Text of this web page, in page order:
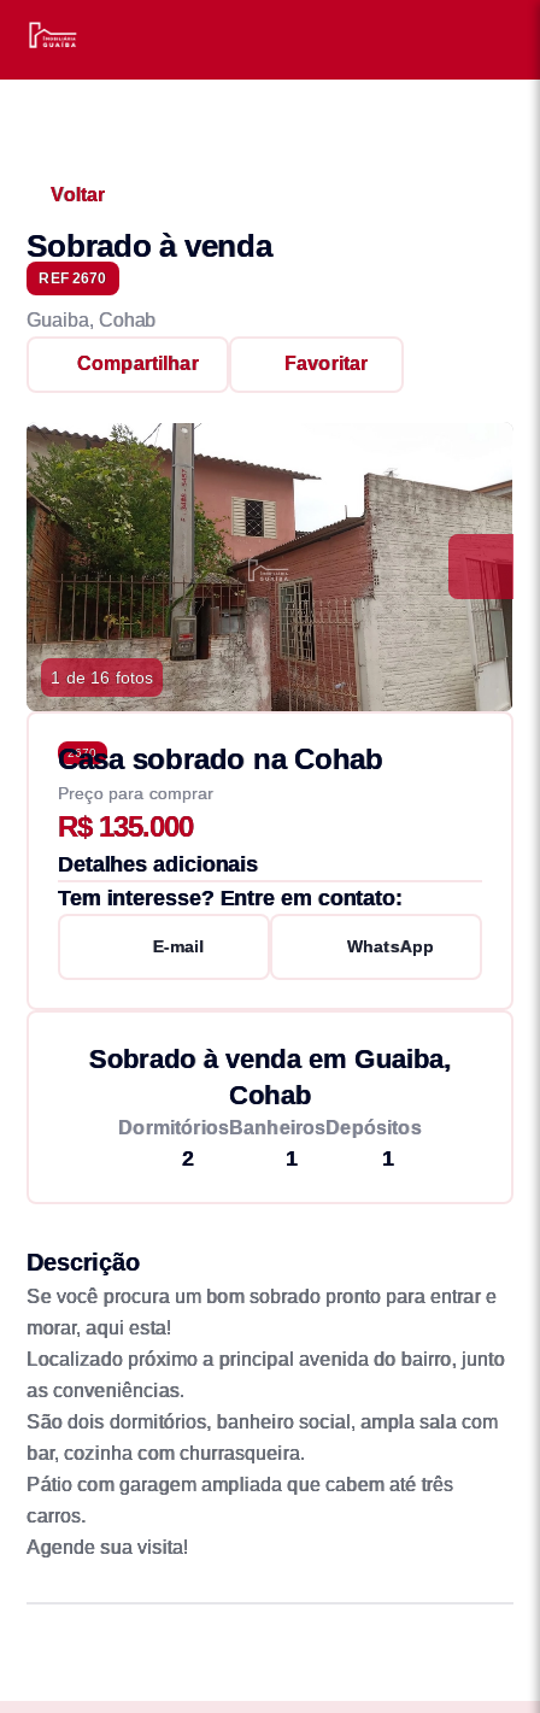
Voltar
Sobrado à venda
REF 2670
Guaiba, Cohab
Compartilhar Favoritar
1 de 16 fotos
2670
Casa sobrado na Cohab
Preço para comprar
R$ 135.000
Detalhes adicionais
Tem interesse? Entre em contato:
E-mail WhatsApp
Sobrado à venda em Guaiba,
Cohab
Dormitórios
2
Banheiros
1
Depósitos
1
Descrição
Se você procura um bom sobrado pronto para entrar e
morar, aqui esta!
Localizado próximo a principal avenida do bairro, junto
as conveniências.
São dois dormitórios, banheiro social, ampla sala com
bar, cozinha com churrasqueira.
Pátio com garagem ampliada que cabem até três
carros.
Agende sua visita!